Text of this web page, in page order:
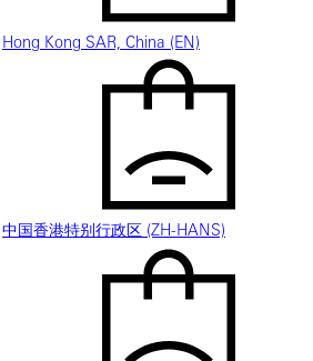
Hong Kong SAR, China (EN)
中国香港特别行政区 (ZH-HANS)